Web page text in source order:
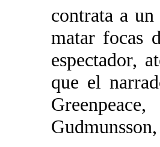
contrata a
matar focas
espectador,
que el